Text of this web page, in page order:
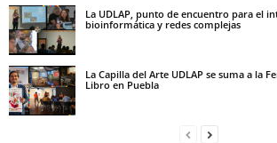
La UDLAP, punto de encuentro para el
bioinformática y redes complejas
La Capilla del Arte UDLAP se suma a la
Libro en Puebla